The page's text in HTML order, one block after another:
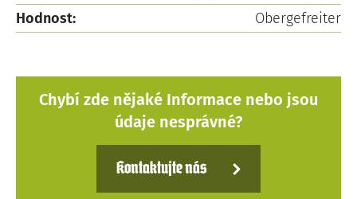
Hodnost:
Obergefreiter
Chybí zde nějaké Informace nebo jsou
údaje nesprávné?
Kontaktujte nás